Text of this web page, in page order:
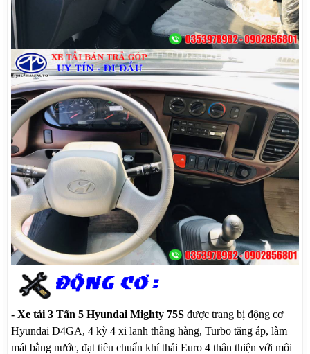
- Xe tải 3 Tấn 5 Hyundai Mighty 75Sđược trang bị động cơ
Hyundai D4GA, 4 kỳ 4 xi lanh thẳng hàng, Turbo tăng áp, làm
mát bằng nước, đạt tiêu chuẩn khí thải Euro 4 thân thiện với môi